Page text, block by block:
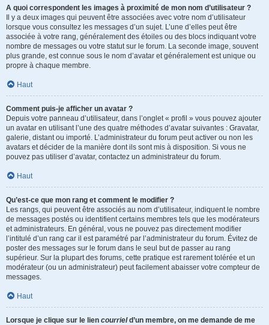
A quoi correspondent les images à proximité de mon nom d’utilisateur ?
Il y a deux images qui peuvent être associées avec votre nom d’utilisateur
lorsque vous consultez les messages d’un sujet. L’une d’elles peut être
associée à votre rang, généralement des étoiles ou des blocs indiquant votre
nombre de messages ou votre statut sur le forum. La seconde image, souvent
plus grande, est connue sous le nom d’avatar et généralement est unique ou
propre à chaque membre.
Haut
Comment puis-je afficher un avatar ?
Depuis votre panneau d’utilisateur, dans l’onglet « profil » vous pouvez ajouter
un avatar en utilisant l’une des quatre méthodes d’avatar suivantes : Gravatar,
galerie, distant ou importé. L’administrateur du forum peut activer ou non les
avatars et décider de la manière dont ils sont mis à disposition. Si vous ne
pouvez pas utiliser d’avatar, contactez un administrateur du forum.
Haut
Qu’est-ce que mon rang et comment le modifier ?
Les rangs, qui peuvent être associés au nom d’utilisateur, indiquent le nombre
de messages postés ou identifient certains membres tels que les modérateurs
et administrateurs. En général, vous ne pouvez pas directement modifier
l’intitulé d’un rang car il est paramétré par l’administrateur du forum. Évitez de
poster des messages sur le forum dans le seul but de passer au rang
supérieur. Sur la plupart des forums, cette pratique est rarement tolérée et un
modérateur (ou un administrateur) peut facilement abaisser votre compteur de
messages.
Haut
Lorsque je clique sur le lien courrield’un membre, on me demande de me